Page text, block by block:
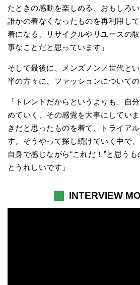
たときの感動を楽しめる、おもしろ
誰かの着なくなったものを再利用し
着になる、リサイクルやリユースの
事なことだと思っています」
そして最後に、メンズノンノ世代と
半の方々に、ファッションについての
「トレンドだからというよりも、自
めていく、その感覚を大事にしてい
きだと思ったものを着て、トライア
す。そうやって探し続けていく中で
自身で感じながら“これだ！”と思う
とうれしいです」
INTERVIEW